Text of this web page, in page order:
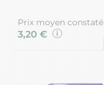
Prix moyen constaté
3,20 €